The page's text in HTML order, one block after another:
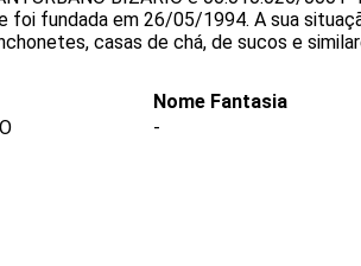
foi fundada em 26/05/1994. A sua
casas de chá, de sucos e
Nome Fantasia
-